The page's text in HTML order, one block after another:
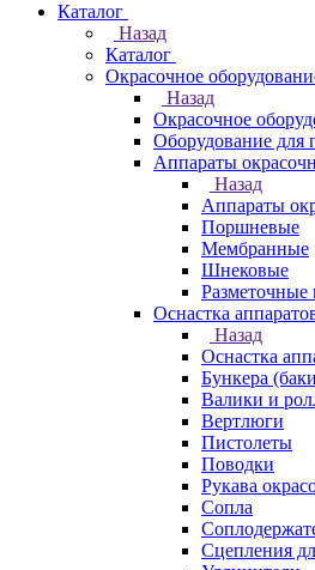
Каталог
Назад
Каталог
Окрасочное
Назад
Окрасочное
Оборудование для
Аппараты
Назад
Аппараты
Поршневые
Мембранные
Шнековые
Оснастка
Назад
Оснастка
Бункера
Валики и
Вертлюги
Пистолеты
Поводки
Рукава
Сопла
Сцепления